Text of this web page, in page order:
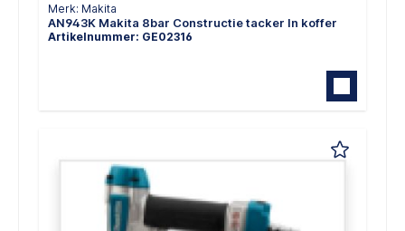
Merk: Makita
AN943K Makita 8bar Constructie tacker In koffer
Artikelnummer: GE02316